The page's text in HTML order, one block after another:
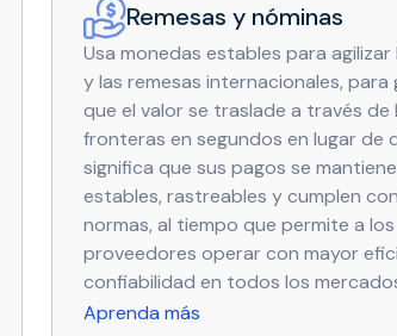
Remesas y nóminas
Usa monedas estables para
y las remesas internacionales, para
que el valor se traslade a través de
fronteras en segundos en lugar de
significa que sus pagos se
estables, rastreables y cumplen
normas, al tiempo que permite a los
proveedores operar con mayor
confiabilidad en todos los
Aprenda más